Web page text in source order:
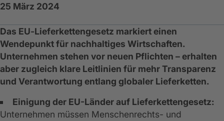
25 März 2024
Das EU‑Lieferkettengesetz markiert einen
Wendepunkt für nachhaltiges Wirtschaften.
Unternehmen stehen vor neuen Pflichten – erhalten
aber zugleich klare Leitlinien für mehr Transparenz
und Verantwortung entlang globaler Lieferketten.
Einigung der EU-Länder auf Lieferkettengesetz:
Unternehmen müssen Menschenrechts- und